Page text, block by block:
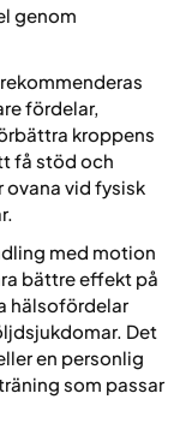
genom
fördelar,
kroppens
få stöd och
vid fysisk
med motion
bättre effekt på
hälsofördelar
Det
en personlig
som passar